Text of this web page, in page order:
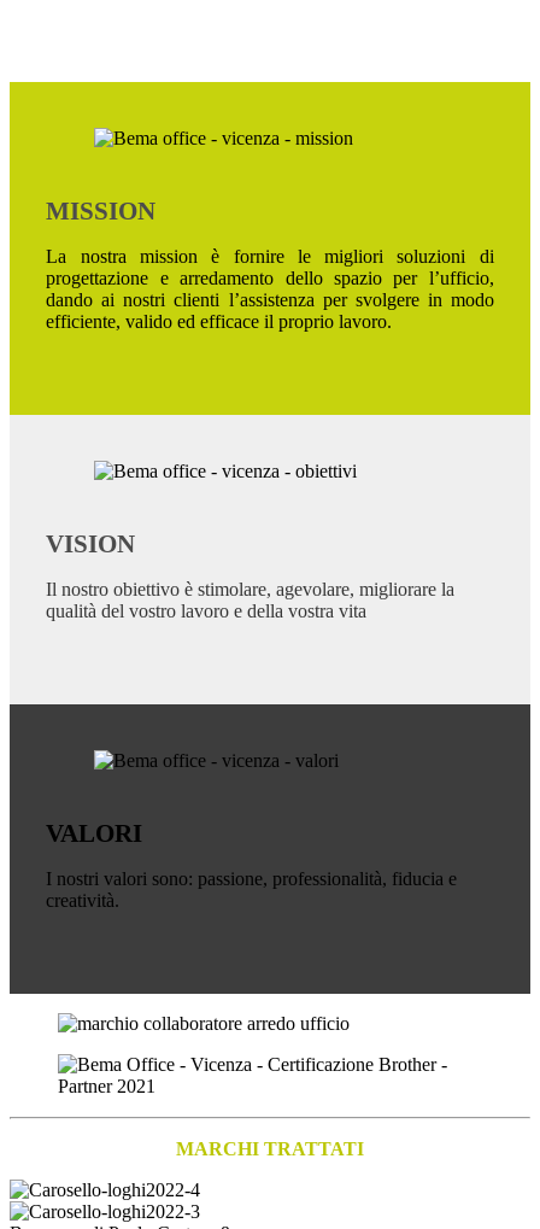
MISSION
La nostra mission è fornire le migliori soluzioni di
progettazione e arredamento dello spazio per l’ufficio,
dando ai nostri clienti l’assistenza per svolgere in modo
efficiente, valido ed efficace il proprio lavoro.
VISION
Il nostro obiettivo è stimolare, agevolare, migliorare la
qualità del vostro lavoro e della vostra vita
VALORI
I nostri valori sono: passione, professionalità, fiducia e
creatività.
MARCHI TRATTATI